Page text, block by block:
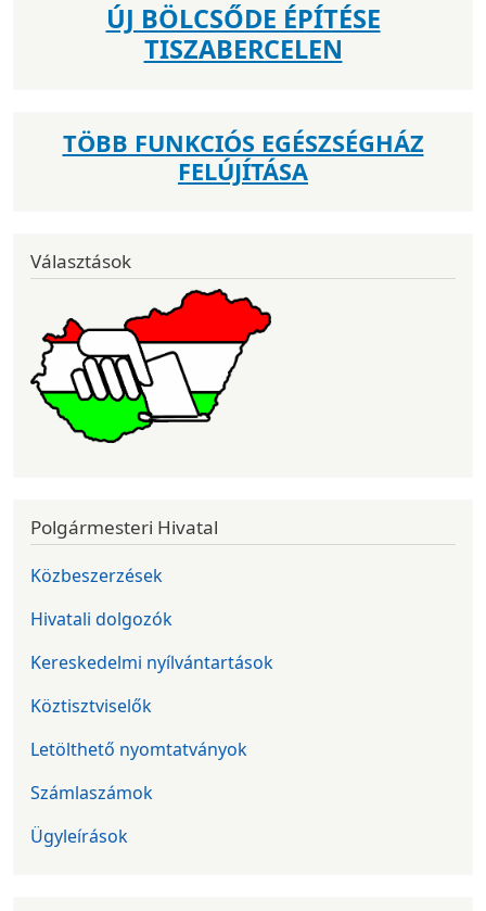
ÚJ BÖLCSŐDE ÉPÍTÉSE
TISZABERCELEN
TÖBB FUNKCIÓS EGÉSZSÉGHÁZ
FELÚJÍTÁSA
Választások
Polgármesteri Hivatal
Közbeszerzések
Hivatali dolgozók
Kereskedelmi nyílvántartások
Köztisztviselők
Letölthető nyomtatványok
Számlaszámok
Ügyleírások